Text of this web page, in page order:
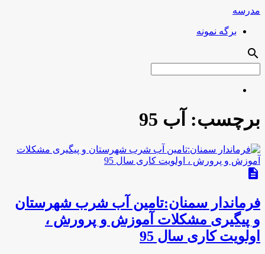
مدرسه
برگه نمونه
search
برچسب: آب 95
description
فرماندار سمنان:تامین آب شرب شهرستان
و پیگیری مشکلات آموزش و پرورش ،
اولویت کاری سال 95